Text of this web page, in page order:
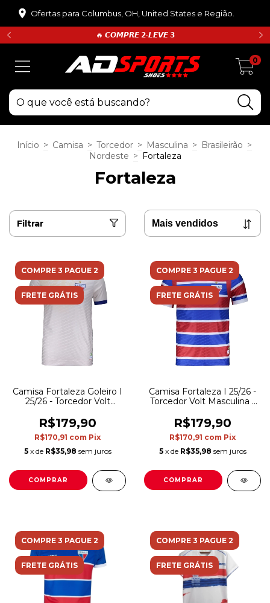
Ofertas para Columbus, OH, United States e Região.
🔥 𝘾𝙊𝙈𝙋𝙍𝙀 𝟮•𝙇𝙀𝙑𝙀 𝟯
0
Início > Camisa > Torcedor > Masculina > Brasileirão >
Nordeste > Fortaleza
Fortaleza
Filtrar
COMPRE 3 PAGUE 2
FRETE GRÁTIS
Camisa Fortaleza Goleiro I
25/26 - Torcedor Volt
detalhes em vermelho e
azul
R$179,90
R$170,91 com Pix
5 x de R$35,98 sem juros
COMPRAR
COMPRE 3 PAGUE 2
FRETE GRÁTIS
Camisa Fortaleza I 25/26 -
Torcedor Volt Masculina -
listras em branco
R$179,90
R$170,91 com Pix
5 x de R$35,98 sem juros
COMPRAR
COMPRE 3 PAGUE 2
FRETE GRÁTIS
COMPRE 3 PAGUE 2
FRETE GRÁTIS